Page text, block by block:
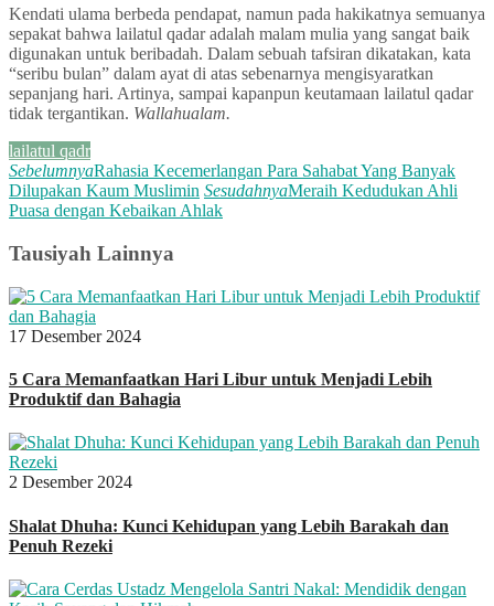
Kendati ulama berbeda pendapat, namun pada hakikatnya semuanya
sepakat bahwa lailatul qadar adalah malam mulia yang sangat baik
digunakan untuk beribadah. Dalam sebuah tafsiran dikatakan, kata
“seribu bulan” dalam ayat di atas sebenarnya mengisyaratkan
sepanjang hari. Artinya, sampai kapanpun keutamaan lailatul qadar
tidak tergantikan. Wallahualam.
lailatul qadr
SebelumnyaRahasia Kecemerlangan Para Sahabat Yang Banyak
Dilupakan Kaum Muslimin SesudahnyaMeraih Kedudukan Ahli
Puasa dengan Kebaikan Ahlak
Tausiyah Lainnya
17 Desember 2024
5 Cara Memanfaatkan Hari Libur untuk Menjadi Lebih
Produktif dan Bahagia
2 Desember 2024
Shalat Dhuha: Kunci Kehidupan yang Lebih Barakah dan
Penuh Rezeki